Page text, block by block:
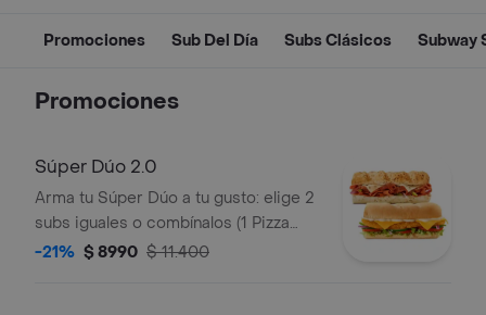
Promociones Sub Del Día Subs Clásicos Subway
Promociones
Súper Dúo 2.0
Arma tu Súper Dúo a tu gusto: elige 2
subs iguales o combínalos (1 Pizza
Sub + 1 Sub de Pollo Apanado). La
-21% $ 8990 $ 11.400